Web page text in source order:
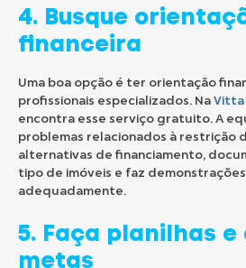
4. Busque
financeira
Uma boa opção é ter orientação
profissionais especializados. Na Vitta
encontra esse serviço gratuito. A
problemas relacionados à restrição
alternativas de financiamento,
tipo de imóveis e faz
adequadamente.
5. Faça planilhas
metas